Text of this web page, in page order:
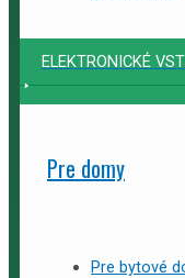
ELEKTRONICKÉ
Pre domy
Pre bytové